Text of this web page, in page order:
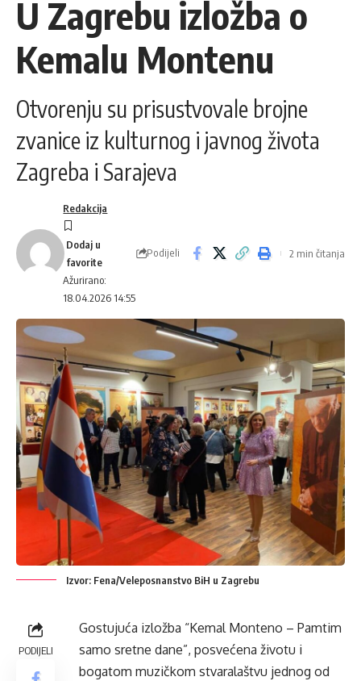
U Zagrebu izložba o
Kemalu Montenu
Otvorenju su prisustvovale brojne
zvanice iz kulturnog i javnog života
Zagreba i Sarajeva
Ažurirano:
18.04.2026 14:55
Redakcija
Podijeli 2 min čitanja
Izvor: Fena/Veleposnanstvo BiH u Zagrebu
PODIJELI
Gostujuća izložba “Kemal Monteno – Pamtim
samo sretne dane”, posvećena životu i
bogatom muzičkom stvaralaštvu jednog od